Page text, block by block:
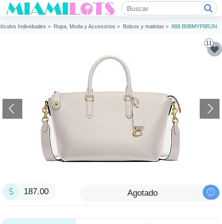
Individuales > Ropa, Moda y Accesorios > Bolsos y maletas > 888 B0BMYP8RJN
11
187.00 Agotado